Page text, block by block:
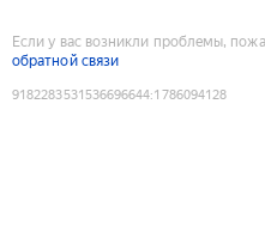
Если у вас возникли проблемы,
обратной связи
9182283531536696644:1786094128